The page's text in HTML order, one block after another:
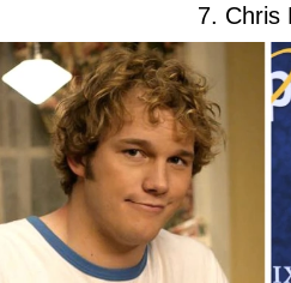
7. Chris